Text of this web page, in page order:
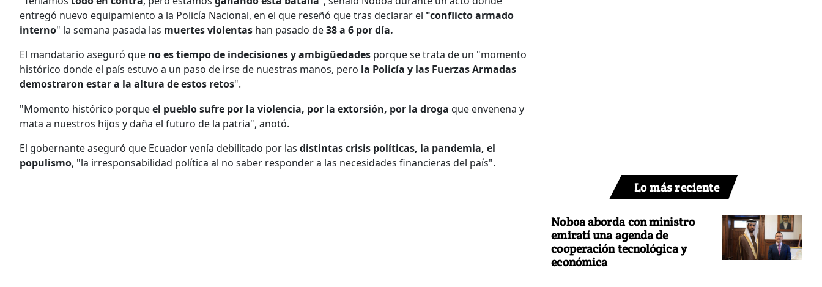
entregó nuevo equipamiento a la Policía Nacional, en el que reseñó que tras declarar el "conflicto armado
interno" la semana pasada las muertes violentas han pasado de38 a 6 por día.
El mandatario aseguró que no es tiempo de indecisiones y ambigüedades porque se trata de un "momento
histórico donde el país estuvo a un paso de irse de nuestras manos, pero la Policía y las Fuerzas Armadas
demostraron estar a la altura de estos retos".
"Momento histórico porqueel pueblo sufre por la violencia, por la extorsión, por la droga que envenena y
mata a nuestros hijos y daña el futuro de la patria", anotó.
El gobernante aseguró que Ecuador venía debilitado por las distintas crisis políticas, la pandemia, el
populismo, "la irresponsabilidad política al no saber responder a las necesidades financieras del país".
Lo más reciente
Noboa aborda con ministro
emiratí una agenda de
cooperación tecnológica y
económica